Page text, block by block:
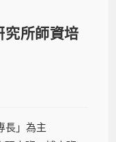
究所師資培
長」為主